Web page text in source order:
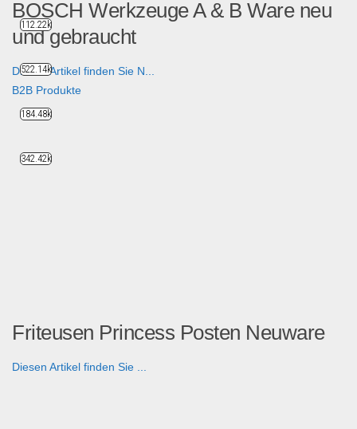
BOSCH Werkzeuge A & B Ware neu
und gebraucht
Diesen Artikel finden Sie N...
B2B Produkte
Friteusen Princess Posten Neuware
Diesen Artikel finden Sie ...
112.22k
522.14k
184.48k
342.42k